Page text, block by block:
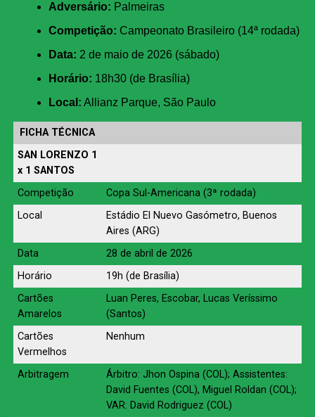
Adversário: Palmeiras
Competição: Campeonato Brasileiro (14ª rodada)
Data: 2 de maio de 2026 (sábado)
Horário: 18h30 (de Brasília)
Local: Allianz Parque, São Paulo
FICHA TÉCNICA
SAN LORENZO 1
x 1 SANTOS
Competição
Copa Sul-Americana (3ª rodada)
Local
Estádio El Nuevo Gasómetro, Buenos
Aires (ARG)
Data
28 de abril de 2026
Horário
19h (de Brasília)
Cartões
Amarelos
Luan Peres, Escobar, Lucas Veríssimo
(Santos)
Cartões
Vermelhos
Nenhum
Arbitragem
Árbitro: Jhon Ospina (COL); Assistentes:
David Fuentes (COL), Miguel Roldan (COL);
VAR: David Rodriguez (COL)